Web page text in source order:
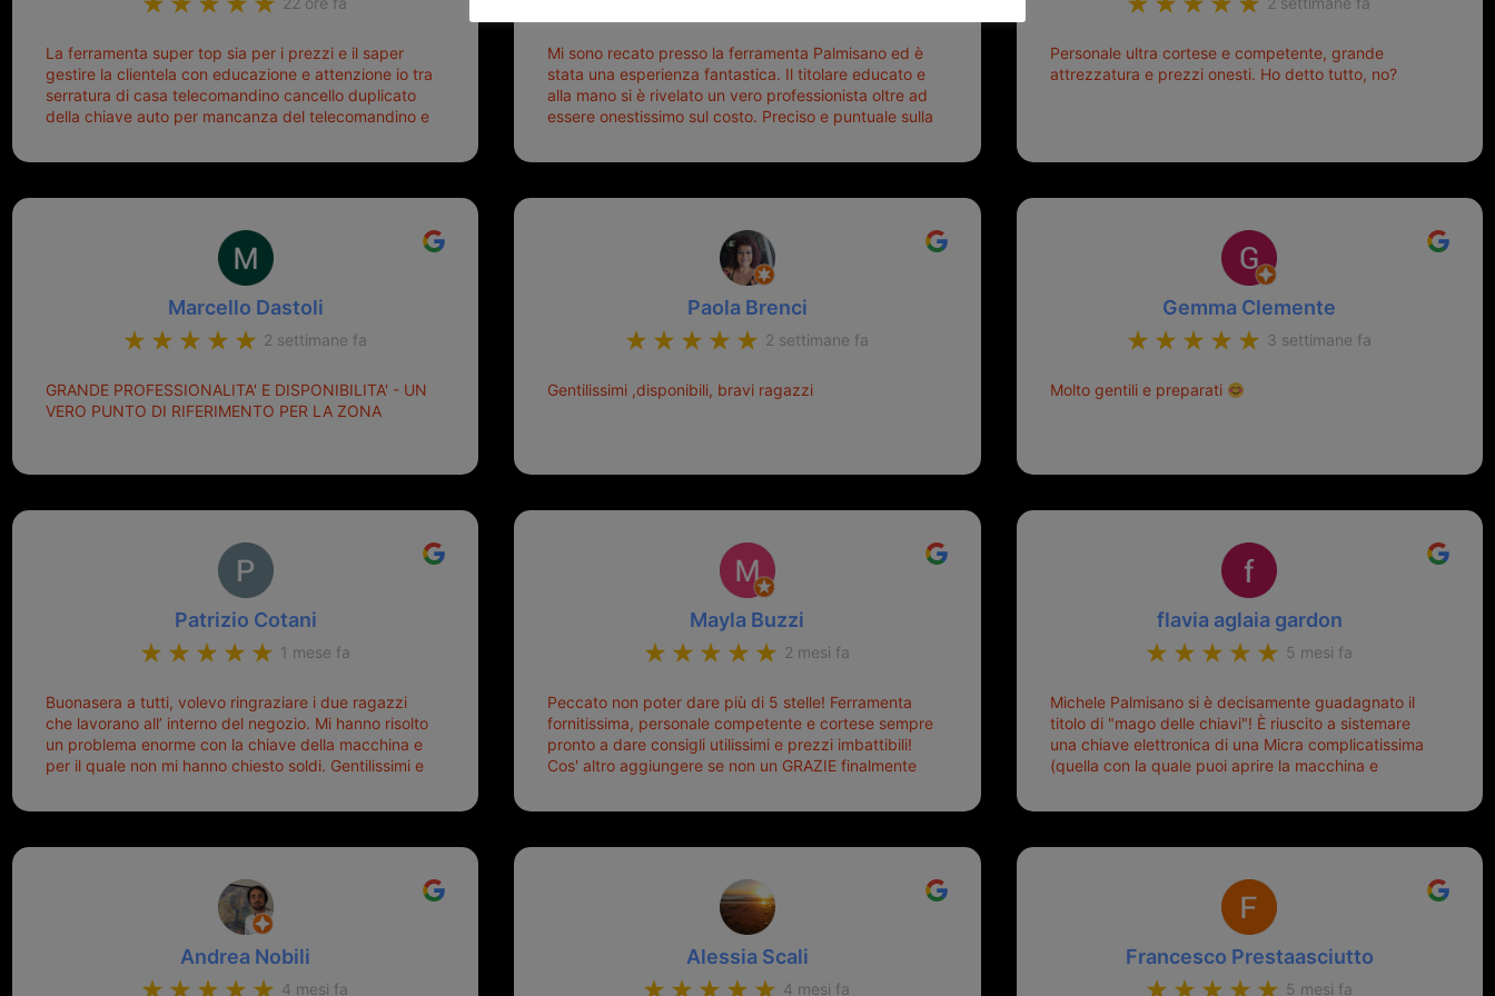
La ferramenta super top sia per i prezzi e il saper
gestire la clientela con educazione e attenzione io tra
serratura di casa telecomandino cancello duplicato
della chiave auto per mancanza del telecomandino e
meglio ferramenta de ostia e poi il prorietario il signor
Mi sono recato presso la ferramenta Palmisano ed è
stata una esperienza fantastica. Il titolare educato e
alla mano si è rivelato un vero professionista oltre ad
essere onestissimo sul costo. Preciso e puntuale sulla
Personale ultra cortese e competente, grande
attrezzatura e prezzi onesti. Ho detto tutto, no?
Marcello Dastoli
2 settimane fa
GRANDE PROFESSIONALITA' E DISPONIBILITA' - UN
VERO PUNTO DI RIFERIMENTO PER LA ZONA
Paola Brenci
2 settimane fa
Gentilissimi ,disponibili, bravi ragazzi
Gemma Clemente
3 settimane fa
Molto gentili e preparati
Patrizio Cotani
1 mese fa
Buonasera a tutti, volevo ringraziare i due ragazzi
che lavorano all’ interno del negozio. Mi hanno risolto
un problema enorme con la chiave della macchina e
per il quale non mi hanno chiesto soldi. Gentilissimi e
Sicuramente tornerò qui per qualsiasi altro problema.
Mayla Buzzi
2 mesi fa
Peccato non poter dare più di 5 stelle! Ferramenta
fornitissima, personale competente e cortese sempre
pronto a dare consigli utilissimi e prezzi imbattibili!
Cos' altro aggiungere se non un GRAZIE finalmente
siete il mio riferimento. Ah dimenticavo...da loro sono
trove! Top top top!!!
flavia aglaia gardon
5 mesi fa
Michele Palmisano si è decisamente guadagnato il
titolo di "mago delle chiavi"! È riuscito a sistemare
una chiave elettronica di una Micra complicatissima
(quella con la quale puoi aprire la macchina e
borsa!) che era pronta per la pattumiera... Avevo
pietose, si era perso il coperchietto, la chiave era
bisognava stare attenti che non ti staccasse la
chiave dal blocchetto e talvolta non faceva bene il
contatto nel quadro e bisognava armeggiare un po',
praticamente entrare e mettere in moto era un terno
al Lotto; ormai pensavo di dover prendere un mutuo
Andrea Nobili
4 mesi fa
Alessia Scali
4 mesi fa
Francesco Prestaasciutto
5 mesi fa